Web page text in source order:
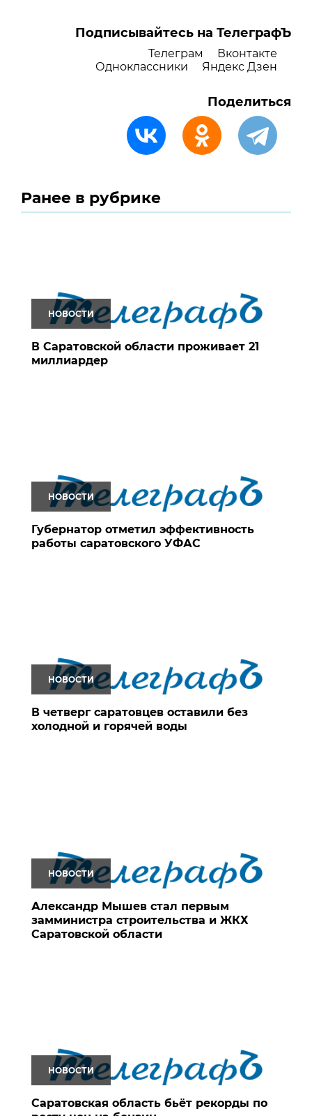
Подписывайтесь на ТелеграфЪ
Телеграм
Вконтакте
Одноклассники
Яндекс Дзен
Поделиться
Ранее в рубрике
НОВОСТИ
В Саратовской области проживает 21
миллиардер
НОВОСТИ
Губернатор отметил эффективность
работы саратовского УФАС
НОВОСТИ
В четверг саратовцев оставили без
холодной и горячей воды
НОВОСТИ
Александр Мышев стал первым
замминистра строительства и ЖКХ
Саратовской области
НОВОСТИ
Саратовская область бьёт рекорды по